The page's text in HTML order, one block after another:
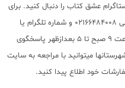
عشق کتاب را دنبال کنید. برای
پیگیری سفارشات تهران شماره تلفن پشتیبانی 02166484008 و شماره تلگرام یا
واتس اپ 09203472622 می باشد که از ساعت 9 صبح تا 5 بعدازظهر پاسخگوی
میتوانید با مراجعه به سایت
خود اطلاع پیدا کنید.